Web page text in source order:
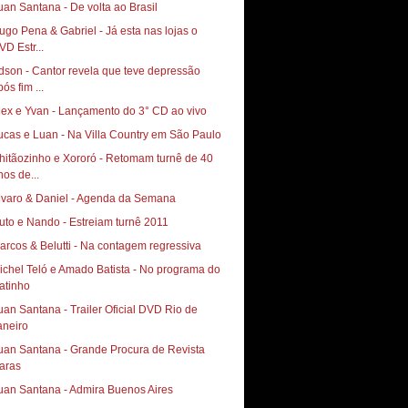
Santana - De volta ao Brasil
Pena & Gabriel - Já esta nas lojas o
Estr...
- Cantor revela que teve depressão
fim ...
e Yvan - Lançamento do 3° CD ao vivo
e Luan - Na Villa Country em São Paulo
e Xororó - Retomam turnê de 40
de...
& Daniel - Agenda da Semana
e Nando - Estreiam turnê 2011
& Belutti - Na contagem regressiva
Teló e Amado Batista - No programa do
Santana - Trailer Oficial DVD Rio de
Santana - Grande Procura de Revista
Santana - Admira Buenos Aires